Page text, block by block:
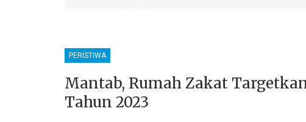
PERISTIWA
Mantab, Rumah Zakat
Tahun 2023